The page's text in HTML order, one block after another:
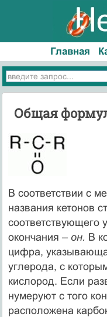
Главная
Общая
В соответствии с
названия кетонов
соответствующего
окончания – он. В
цифра,
углерода, с
кислород. Если
нумеруют с того
расположена